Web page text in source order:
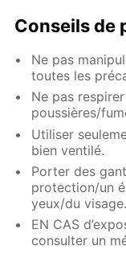
Conseils de
Ne pas
toutes les
Ne pas
poussières/
Utiliser
bien ventilé.
Porter des
protection/un
yeux/du visage.
EN CAS
consulter un